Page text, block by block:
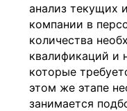
анализ текущих
компании в
количества
квалификаций и
которые
этом же этапе
занимается